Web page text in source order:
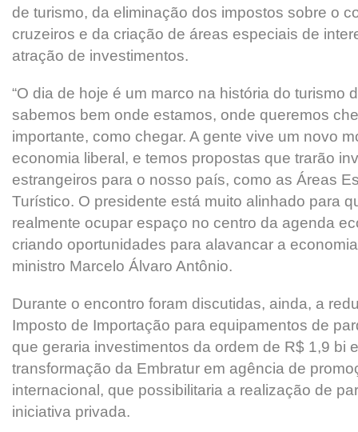
de turismo, da eliminação dos impostos sobre o
cruzeiros e da criação de áreas especiais de
atração de investimentos.
“O dia de hoje é um marco na história do turismo
sabemos bem onde estamos, onde queremos
importante, como chegar. A gente vive um novo
economia liberal, e temos propostas que trarão
estrangeiros para o nosso país, como as Áreas
Turístico. O presidente está muito alinhado para
realmente ocupar espaço no centro da agenda
criando oportunidades para alavancar a
ministro Marcelo Álvaro Antônio.
Durante o encontro foram discutidas, ainda, a
Imposto de Importação para equipamentos de
que geraria investimentos da ordem de R$ 1,9 bi
transformação da Embratur em agência de
internacional, que possibilitaria a realização de
iniciativa privada.